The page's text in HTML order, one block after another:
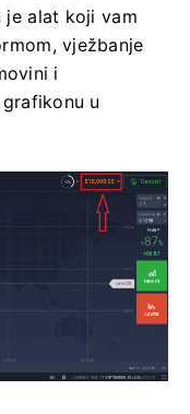
je alat koji vam
vježbanje
i
u